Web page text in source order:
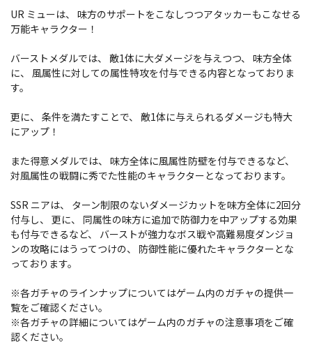
UR ミューは、 味方のサポートをこなしつつアタッカーもこなせる
万能キャラクター！
バーストメダルでは、 敵1体に大ダメージを与えつつ、 味方全体
に、 風属性に対しての属性特攻を付与できる内容となっておりま
す。
更に、 条件を満たすことで、 敵1体に与えられるダメージも特大
にアップ！
また得意メダルでは、 味方全体に風属性防壁を付与できるなど、
対風属性の戦闘に秀でた性能のキャラクターとなっております。
SSR ニアは、 ターン制限のないダメージカットを味方全体に2回分
付与し、 更に、 同属性の味方に追加で防御力を中アップする効果
も付与できるなど、 バーストが強力なボス戦や高難易度ダンジョ
ンの攻略にはうってつけの、 防御性能に優れたキャラクターとな
っております。
※各ガチャのラインナップについてはゲーム内のガチャの提供一
覧をご確認ください。
※各ガチャの詳細についてはゲーム内のガチャの注意事項をご確
認ください。